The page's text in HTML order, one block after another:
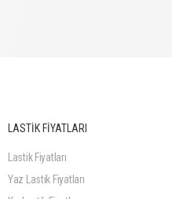
LASTİK FİYATLARI
Lastik Fiyatları
Yaz Lastik Fiyatları